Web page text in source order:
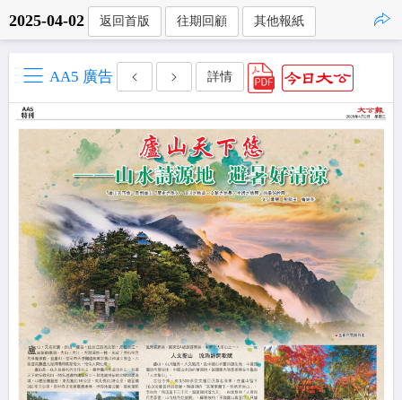
2025-04-02 返回首版 往期回顧 其他報紙
AA5 廣告 詳情